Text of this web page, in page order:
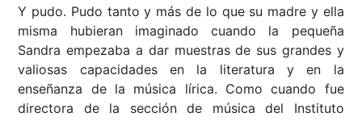
Y pudo. Pudo tanto y más de lo que su madre y ella
misma hubieran imaginado cuando la pequeña
Sandra empezaba a dar muestras de sus grandes y
valiosas capacidades en la literatura y en la
enseñanza de la música lírica. Como cuando fue
directora de la sección de música del Instituto